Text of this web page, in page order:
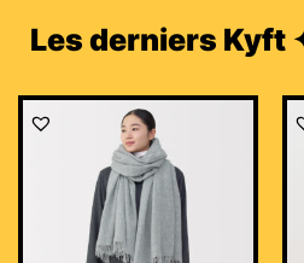
Les derniers Kyft